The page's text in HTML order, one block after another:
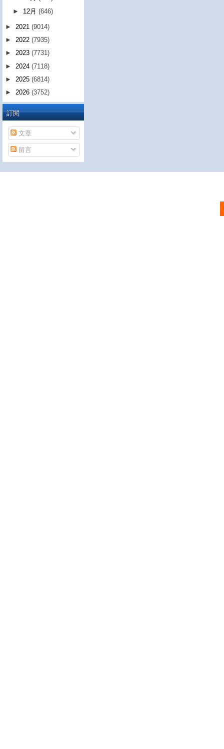
► 12月(646)
► 2021 (9014)
► 2022 (7935)
► 2023 (7731)
► 2024 (7118)
► 2025 (6814)
► 2026 (3752)
訂閱
文章
留言